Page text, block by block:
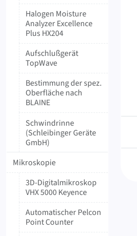
Halogen Moisture
Analyzer Excellence
Plus HX204
Aufschlußgerät
TopWave
Bestimmung der spez.
Oberfläche nach
BLAINE
Schwindrinne
(Schleibinger Geräte
GmbH)
Mikroskopie
3D-Digitalmikroskop
VHX 5000 Keyence
Automatischer Pelcon
Point Counter